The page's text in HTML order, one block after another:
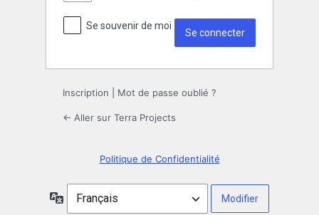
Se souvenir de moi
Inscription Mot de passe oublié ?
← Aller sur Terra Projects
Politique de Confidentialité
Langue